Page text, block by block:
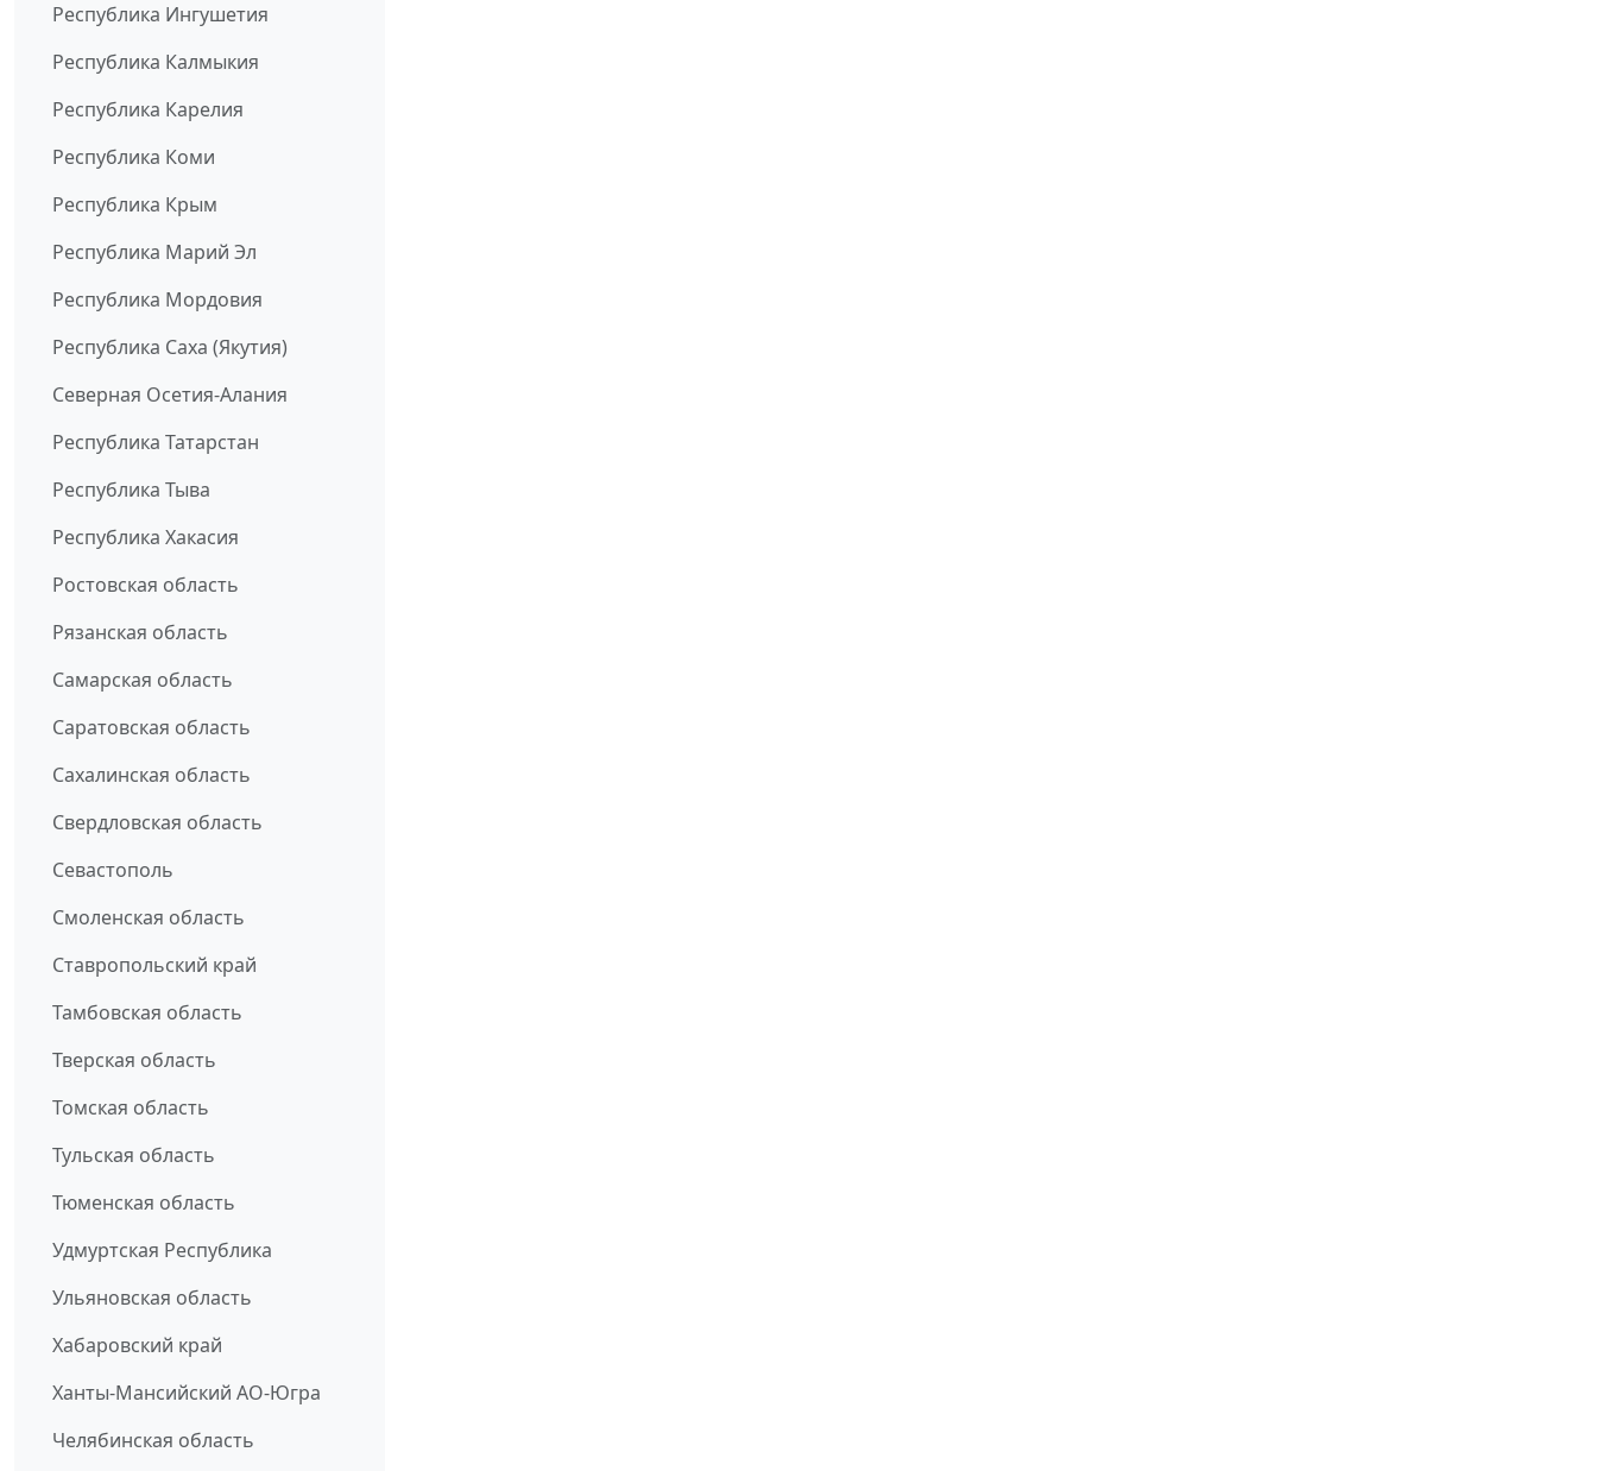
Республика Ингушетия
Республика Калмыкия
Республика Карелия
Республика Коми
Республика Крым
Республика Марий Эл
Республика Мордовия
Республика Саха (Якутия)
Северная Осетия-Алания
Республика Татарстан
Республика Тыва
Республика Хакасия
Ростовская область
Рязанская область
Самарская область
Саратовская область
Сахалинская область
Свердловская область
Севастополь
Смоленская область
Ставропольский край
Тамбовская область
Тверская область
Томская область
Тульская область
Тюменская область
Удмуртская Республика
Ульяновская область
Хабаровский край
Ханты-Мансийский АО-Югра
Челябинская область